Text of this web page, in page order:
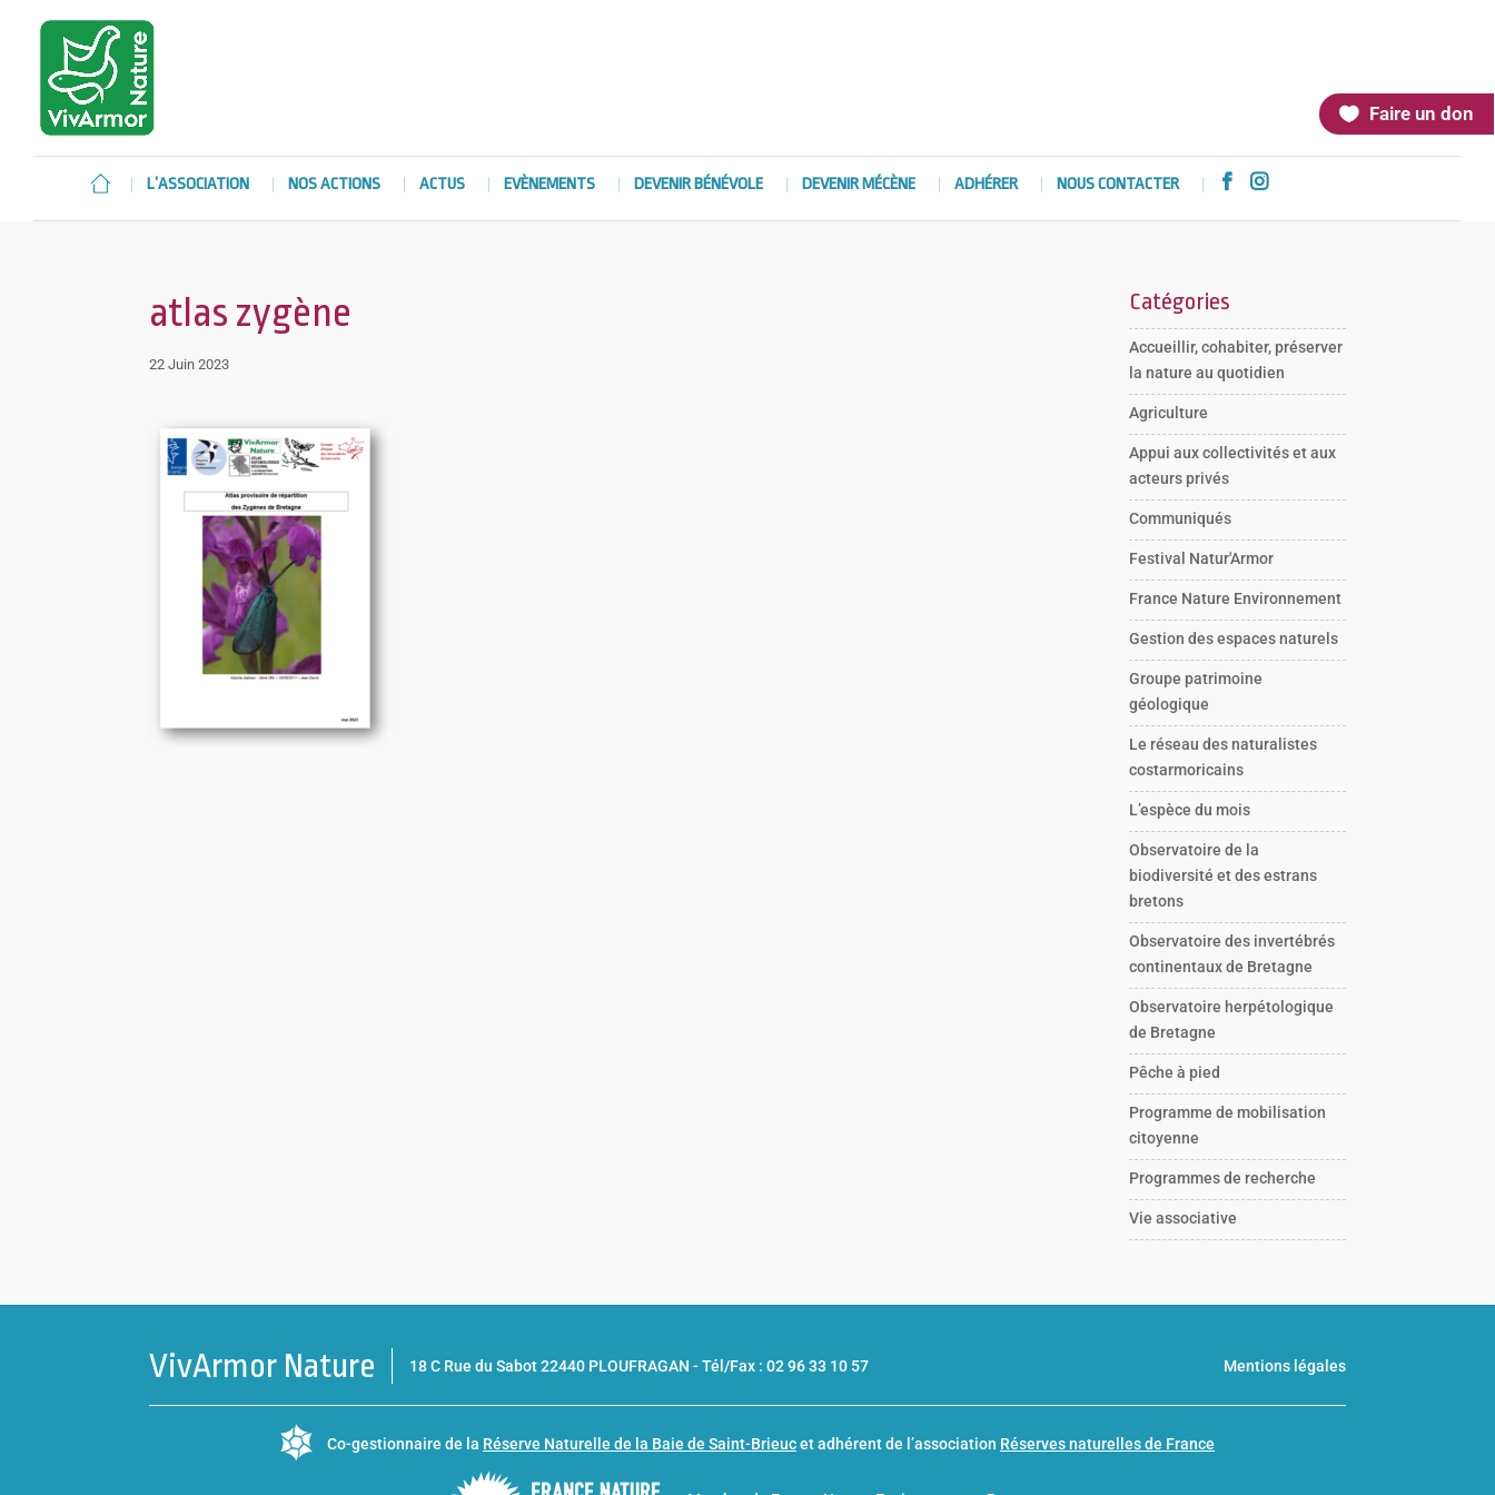
Faire un don
L’ASSOCIATION NOS ACTIONS ACTUS EVÈNEMENTS DEVENIR BÉNÉVOLE DEVENIR MÉCÈNE ADHÉRER NOUS CONTACTER  
atlas zygène
22 Juin 2023
Catégories
Accueillir, cohabiter, préserver
la nature au quotidien
Agriculture
Appui aux collectivités et aux
acteurs privés
Communiqués
Festival Natur'Armor
France Nature Environnement
Gestion des espaces naturels
Groupe patrimoine
géologique
Le réseau des naturalistes
costarmoricains
L’espèce du mois
Observatoire de la
biodiversité et des estrans
bretons
Observatoire des invertébrés
continentaux de Bretagne
Observatoire herpétologique
de Bretagne
Pêche à pied
Programme de mobilisation
citoyenne
Programmes de recherche
Vie associative
VivArmor Nature 18 C Rue du Sabot 22440 PLOUFRAGAN -Tél/Fax : 02 96 33 10 57 Mentions légales
Co-gestionnaire de la Réserve Naturelle de la Baie de Saint-Brieucet adhérent de l’association Réserves naturelles de France